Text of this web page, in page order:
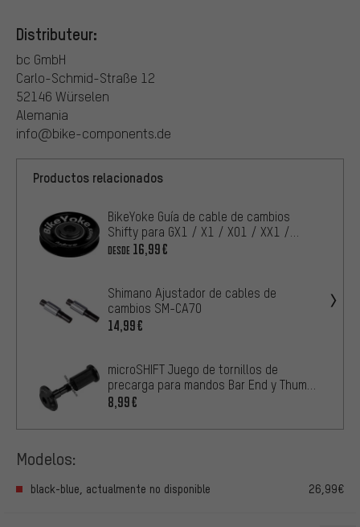
Distributeur:
bc GmbH
Carlo-Schmid-Straße 12
52146 Würselen
Alemania
info@bike-components.de
Productos relacionados
BikeYoke Guía de cable de cambios
Shifty para GX1 / X1 / X01 / XX1 /
Eagle
DESDE 16,99€
Shimano Ajustador de cables de
cambios SM-CA70
14,99€
microSHIFT Juego de tornillos de
precarga para mandos Bar End y Thumb
Shifter
8,99€
Modelos:
black-blue, actualmente no disponible 26,99€